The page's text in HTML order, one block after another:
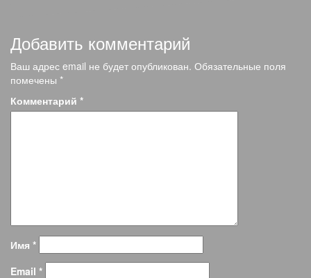
Добавить комментарий
Ваш адрес email не будет опубликован. Обязательные поля
помечены *
Комментарий *
Имя *
Email *